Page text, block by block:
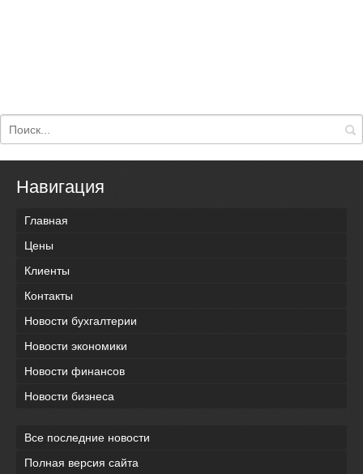
Навигация
Главная
Цены
Клиенты
Контакты
Новости бухгалтерии
Новости экономики
Новости финансов
Новости бизнеса
Все последние новости
Полная версия сайта